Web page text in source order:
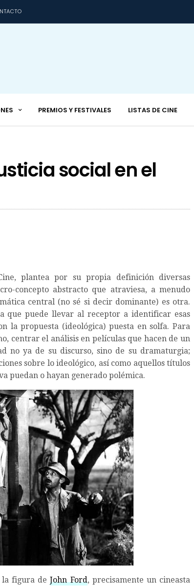
PREMIOS Y FESTIVALES LISTAS DE CINE
social en el
plantea por su propia definición diversas
concepto abstracto que atraviesa, a menudo
central (no sé si decir dominante) es otra.
que puede llevar al receptor a identificar esas
la propuesta (ideológica) puesta en solfa. Para
centrar el análisis en películas que hacen de un
no ya de su discurso, sino de su dramaturgia;
sobre lo ideológico, así como aquellos títulos
puedan o hayan generado polémica.
la figura deJohn Ford, precisamente un cineasta